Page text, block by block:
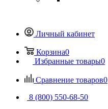
Личный кабинет
Корзина0
Избранные товары0
Сравнение товаров0
8 (800) 550-68-50